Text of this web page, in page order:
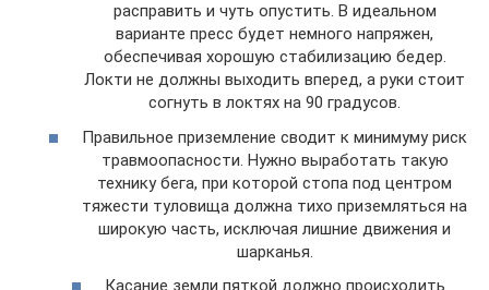
расправить и чуть опустить. В идеальном
варианте пресс будет немного напряжен,
обеспечивая хорошую стабилизацию бедер.
Локти не должны выходить вперед, а руки стоит
согнуть в локтях на 90 градусов.
Правильное приземление сводит к минимуму риск
травмоопасности. Нужно выработать такую
технику бега, при которой стопа под центром
тяжести туловища должна тихо приземляться на
широкую часть, исключая лишние движения и
шарканья.
Касание земли пяткой должно происходить